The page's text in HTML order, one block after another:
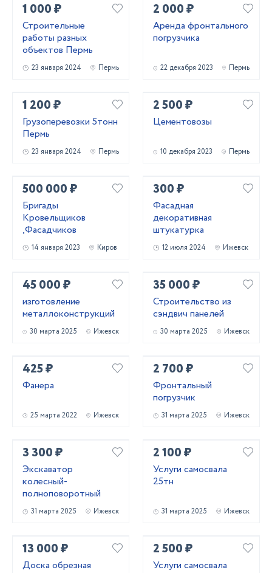
1 000 ₽
Строительные
работы разных
объектов Пермь
23 января 2024 Пермь
2 000 ₽
Аренда фронтального
погрузчика
22 декабря 2023 Пермь
1 200 ₽
Грузоперевозки 5тонн
Пермь
23 января 2024 Пермь
2 500 ₽
Цементовозы
10 декабря 2023 Пермь
500 000 ₽
Бригады
Кровельщиков
,Фасадчиков
14 января 2023 Киров
300 ₽
Фасадная
декоративная
штукатурка
12 июля 2024 Ижевск
45 000 ₽
изготовление
металлоконструкций
30 марта 2025 Ижевск
35 000 ₽
Строительство из
сэндвич панелей
30 марта 2025 Ижевск
425 ₽
Фанера
25 марта 2022 Ижевск
2 700 ₽
Фронтальный
погрузчик
31 марта 2025 Ижевск
3 300 ₽
Экскаватор
колесный-
полноповоротный
31 марта 2025 Ижевск
2 100 ₽
Услуги самосвала
25тн
31 марта 2025 Ижевск
13 000 ₽
Доска обрезная
2 500 ₽
Услуги самосвала